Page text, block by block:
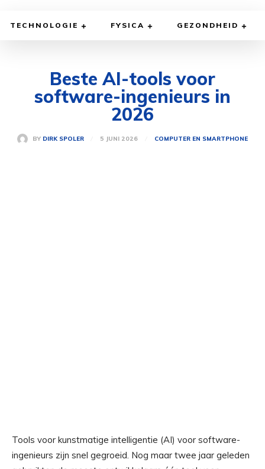
TECHNOLOGIE FYSICA GEZONDHEID
Beste AI-tools voor
software-ingenieurs in
2026
BY DIRK SPOLER 5 JUNI 2026 COMPUTER EN SMARTPHONE
Tools voor kunstmatige intelligentie (AI) voor software-
ingenieurs zijn snel gegroeid. Nog maar twee jaar geleden